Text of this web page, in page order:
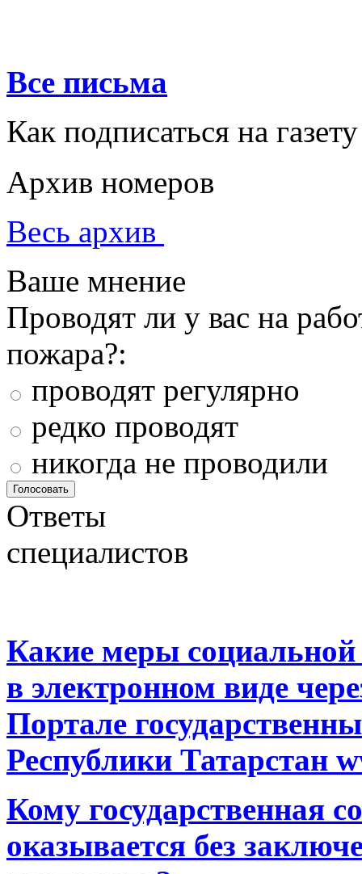
Все письма
Как подписаться на газету
Архив номеров
Весь архив
Ваше мнение
Проводят ли у вас на
пожара?:
проводят регулярно
редко проводят
никогда не проводили
Ответы
специалистов
Какие меры
в электронном виде
Портале
Республики Татарстан
Кому государственная
оказывается без